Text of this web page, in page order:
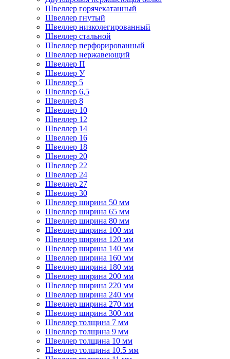
Швеллер горячекатанный
Швеллер гнутый
Швеллер низколегированный
Швеллер стальной
Швеллер перфорированный
Швеллер нержавеющий
Швеллер П
Швеллер У
Швеллер 5
Швеллер 6,5
Швеллер 8
Швеллер 10
Швеллер 12
Швеллер 14
Швеллер 16
Швеллер 18
Швеллер 20
Швеллер 22
Швеллер 24
Швеллер 27
Швеллер 30
Швеллер ширина 50 мм
Швеллер ширина 65 мм
Швеллер ширина 80 мм
Швеллер ширина 100 мм
Швеллер ширина 120 мм
Швеллер ширина 140 мм
Швеллер ширина 160 мм
Швеллер ширина 180 мм
Швеллер ширина 200 мм
Швеллер ширина 220 мм
Швеллер ширина 240 мм
Швеллер ширина 270 мм
Швеллер ширина 300 мм
Швеллер толщина 7 мм
Швеллер толщина 9 мм
Швеллер толщина 10 мм
Швеллер толщина 10.5 мм